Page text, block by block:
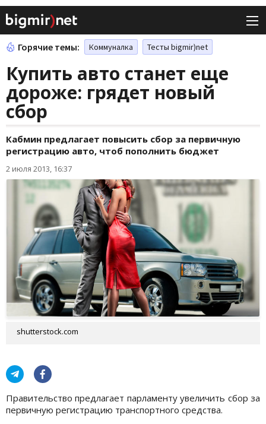
Горячие темы: Коммуналка Тесты bigmir)net
Купить авто станет еще
дороже: грядет новый
сбор
Кабмин предлагает повысить сбор за первичную
регистрацию авто, чтоб пополнить бюджет
2 июля 2013, 16:37
shutterstock.com
Правительство предлагает парламенту увеличить сбор за
первичную регистрацию транспортного средства.